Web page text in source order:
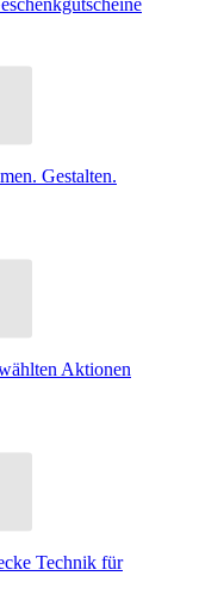
Gestalten.
Aktionen
Technik für